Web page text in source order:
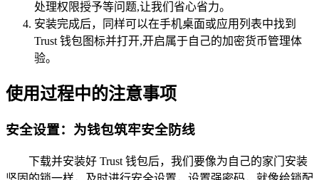
处理权限授予等问题,让我们省心省力。
安装完成后，同样可以在手机桌面或应用列表中找到
Trust 钱包图标并打开,开启属于自己的加密货币管理体
验。
使用过程中的注意事项
安全设置：为钱包筑牢安全防线
下载并安装好 Trust 钱包后，我们要像为自己的家门安装